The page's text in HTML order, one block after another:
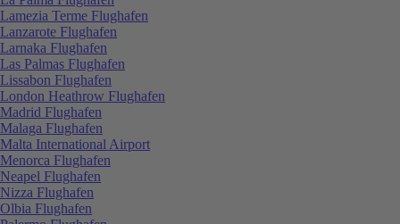
Lamezia Terme Flughafen
Lanzarote Flughafen
Larnaka Flughafen
Las Palmas Flughafen
Lissabon Flughafen
London Heathrow Flughafen
Madrid Flughafen
Malaga Flughafen
Malta International Airport
Menorca Flughafen
Neapel Flughafen
Nizza Flughafen
Olbia Flughafen